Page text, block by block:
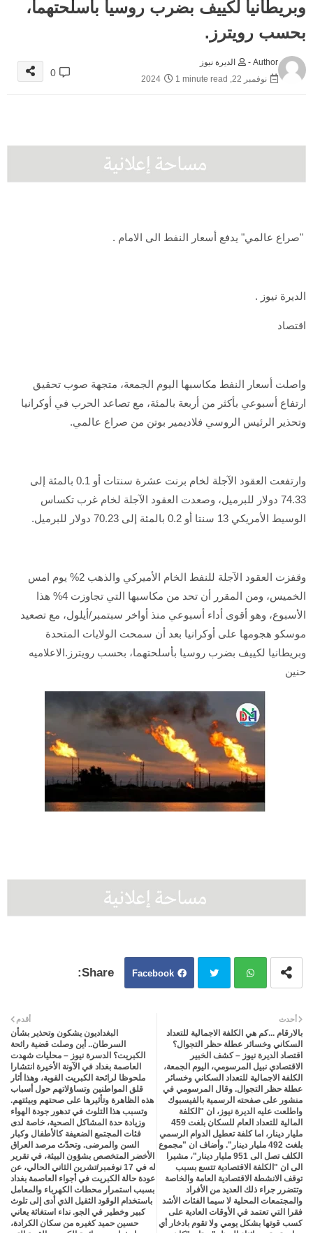
وبريطانيا لكييف بضرب روسيا بأسلحتهما،
بحسب رويترز.
Author -
الديرة نيوز
نوفمبر 22, 2024
1 minute read
0
"صراع عالمي" يدفع أسعار النفط الى الامام .
الديرة نيوز .
اقتصاد
واصلت أسعار النفط مكاسبها اليوم الجمعة، متجهة صوب تحقيق
ارتفاع أسبوعي بأكثر من أربعة بالمئة، مع تصاعد الحرب في أوكرانيا
وتحذير الرئيس الروسي فلاديمير بوتن من صراع عالمي.
وارتفعت العقود الآجلة لخام برنت عشرة سنتات أو 0.1 بالمئة إلى
74.33 دولار للبرميل، وصعدت العقود الآجلة لخام غرب تكساس
الوسيط الأمريكي 13 سنتا أو 0.2 بالمئة إلى 70.23 دولار للبرميل.
وقفزت العقود الآجلة للنفط الخام الأميركي والذهب 2% يوم امس
الخميس، ومن المقرر أن تحد من مكاسبها التي تجاوزت 4% هذا
الأسبوع، وهو أقوى أداء أسبوعي منذ أواخر سبتمبر/أيلول، مع تصعيد
موسكو هجومها على أوكرانيا بعد أن سمحت الولايات المتحدة
وبريطانيا لكييف بضرب روسيا بأسلحتهما، بحسب رويترز.الاعلاميه
حنين
Facebook
ter atsa
pp
أحدث
بالارقام ...كم هي الكلفة الاجمالية للتعداد
السكاني وخسائر عطلة حظر التجوال؟
اقتصاد الديرة نيوز – كشف الخبير
الاقتصادي نبيل المرسومي، اليوم الجمعة،
الكلفة الاجمالية للتعداد السكاني وخسائر
عطلة حظر التجوال. وقال المرسومي في
منشور على صفحته الرسمية بالفيسبوك
واطلعت عليه الديرة نيوز، ان "الكلفة
المالية للتعداد العام للسكان بلغت 459
مليار دينار، اما كلفة تعطيل الدوام الرسمي
بلغت 492 مليار دينار". وأضاف ان "مجموع
الكلف تصل الى 951 مليار دينار"، مشيرا
الى ان "الكلفة الاقتصادية تتسع بسبب
توقف الانشطة الاقتصادية العامة والخاصة
وتتضرر جراء ذلك العديد من الأفراد
والمجتمعات المحلية لا سيما الفئات الأشد
فقرا التي تعتمد في الأوقات العادية على
كسب قوتها بشكل يومي ولا تقوم بادخار أي
أقدم
البغداديون يشكون وتحذير بشأن
السرطان.. أين وصلت قضية رائحة
الكبريت؟ الدسرة نيوز – محليات شهدت
العاصمة بغداد في الآونة الأخيرة انتشارا
ملحوظا لرائحة الكبريت القوية، وهذا أثار
قلق المواطنين وتساؤلاتهم حول أسباب
هذه الظاهرة وتأثيرها على صحتهم وبيئتهم.
وتسبب هذا التلوث في تدهور جودة الهواء
وزيادة حدة المشاكل الصحية، خاصة لدى
فئات المجتمع الضعيفة كالأطفال وكبار
السن والمرضى. وتحدّث مرصد العراق
الأخضر المتخصص بشؤون البيئة، في تقرير
له في 17 نوفمبر/تشرين الثاني الحالي، عن
عودة حالة الكبريت في أجواء العاصمة بغداد
بسبب استمرار محطات الكهرباء والمعامل
باستخدام الوقود الثقيل الذي أدى إلى تلوث
كبير وخطير في الجو. نداء استغاثة يعاني
حسين حميد كغيره من سكان الكرادة،